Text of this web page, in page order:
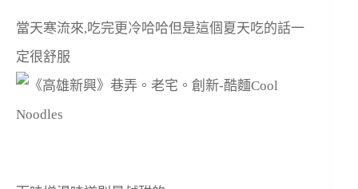
當天寒流來,吃完更冷哈哈但是這個夏天吃的話一
定很舒服